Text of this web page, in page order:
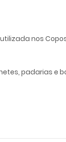
nos
padarias e